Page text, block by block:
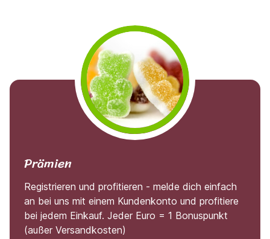
Prämien
Registrieren und profitieren - melde dich einfach
an bei uns mit einem Kundenkonto und profitiere
bei jedem Einkauf. Jeder Euro = 1 Bonuspunkt
(außer Versandkosten)